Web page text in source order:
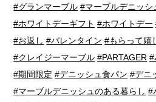
#グランマーブル #マーブルデニッシ
#ホワイトデーギフト #ホワイトデー
#お返し #バレンタイン #もらって嬉
#クレイジーマーブル #PARTAGER #
#期間限定 #デニッシュ食パン #デニ
#マーブルデニッシュのある暮らし #